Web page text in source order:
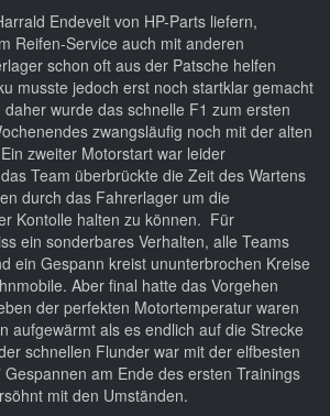
Endevelt von HP-Parts liefern,
Reifen-Service auch mit anderen
schon oft aus der Patsche helfen
musste jedoch erst noch startklar gemacht
wurde das schnelle F1 zum ersten
zwangsläufig noch mit der alten
zweiter Motorstart war leider
Team überbrückte die Zeit des Wartens
durch das Fahrerlager um die
Kontolle halten zu können. Für
ein sonderbares Verhalten, alle Teams
ein Gespann kreist ununterbrochen Kreise
Aber final hatte das Vorgehen
der perfekten Motortemperatur waren
aufgewärmt als es endlich auf die Strecke
schnellen Flunder war mit der elfbesten
am Ende des ersten Trainings
mit den Umständen.